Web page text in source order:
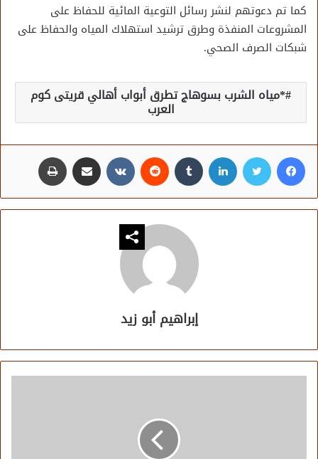
كما تم دعوتهم لنشر رسائل التوعية المائية للحفاظ على
المشروعات المنفذة وطرق ترشيد استهلاك المياه والحفاظ على
شبكات الصرف الصحي.
*مياه الشرب بسوهاج تطرق أبواب أهالي قريتى كوم
العرب
فيسبوك تويتر لينكدإن مشاركة عبر البريد
إبراهيم أبو زيد